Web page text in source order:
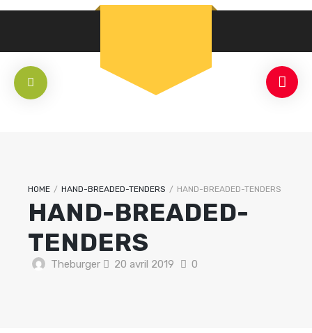
HOME / HAND-BREADED-TENDERS / HAND-BREADED-TENDERS
HAND-BREADED-
TENDERS
Theburger 20 avril 2019 0